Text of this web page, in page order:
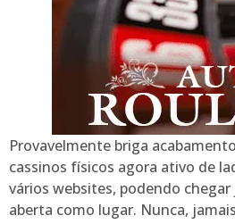
Provavelmente briga
cassinos físicos agora ativo de
vários websites, podendo
aberta como lugar. Nunca,